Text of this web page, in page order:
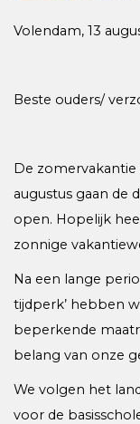
Volendam, 13
Beste ouders/
De zomervakantie
augustus gaan de
open. Hopelijk
zonnige
Na een lange
tijdperk’ hebben
beperkende
belang van onze
We volgen het
voor de